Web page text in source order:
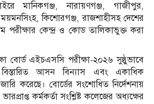
মানিকগঞ্জ, নারায়ণগঞ্জ, গাজীপুর,
কিশোরগঞ্জ, রাজশাহীসহ দেশের
পরীক্ষার কেন্দ্র ও কোড তালিকাভুক্ত করা
বোর্ড এইচএসসি পরীক্ষা-২০২৬ সুষ্ঠুভাবে
আসন বিন্যাস এবং একাধিক
জারি করেছে। বোর্ডের সংশোধিত নির্দেশনায়
কর্মকর্তা সংশ্লিষ্ট কলেজের অধ্যক্ষের